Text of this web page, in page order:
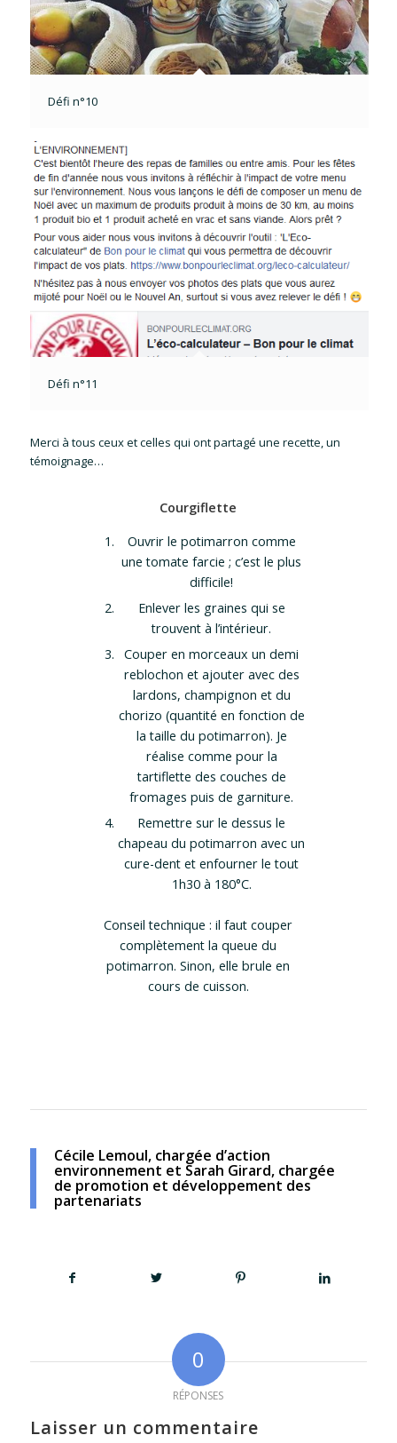
Défi n°10
Défi n°11
Merci à tous ceux et celles qui ont partagé une recette, un
témoignage…
Courgiflette
Ouvrir le potimarron comme
une tomate farcie ; c’est le plus
difficile!
Enlever les graines qui se
trouvent à l’intérieur.
Couper en morceaux un demi
reblochon et ajouter avec des
lardons, champignon et du
chorizo (quantité en fonction de
la taille du potimarron). Je
réalise comme pour la
tartiflette des couches de
fromages puis de garniture.
Remettre sur le dessus le
chapeau du potimarron avec un
cure-dent et enfourner le tout
1h30 à 180°C.
Conseil technique : il faut couper
complètement la queue du
potimarron. Sinon, elle brule en
cours de cuisson.
Cécile Lemoul, chargée d’action
environnement et Sarah Girard, chargée
de promotion et développement des
partenariats
0
RÉPONSES
Laisser un commentaire